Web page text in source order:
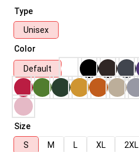
Type
Unisex
Color
Default
Size
S
M L XL 2XL